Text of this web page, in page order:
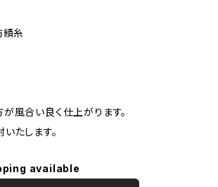
績糸
風合い良く仕上がります。
たします。
available